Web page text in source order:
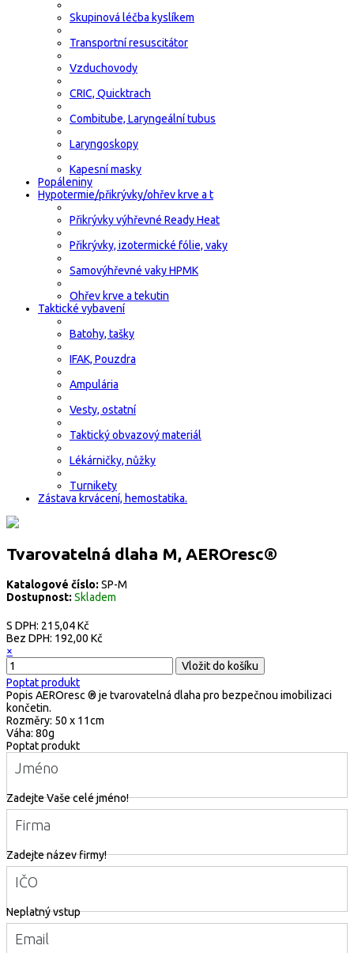
Skupinová léčba kyslíkem
Transportní resuscitátor
Vzduchovody
CRIC, Quicktrach
Combitube, Laryngeální tubus
Laryngoskopy
Kapesní masky
Popáleniny
Hypotermie/přikrývky/ohřev krve a t
Přikrývky výhřevné Ready Heat
Přikrývky, izotermické fólie, vaky
Samovýhřevné vaky HPMK
Ohřev krve a tekutin
Taktické vybavení
Batohy, tašky
IFAK, Pouzdra
Ampulária
Vesty, ostatní
Taktický obvazový materiál
Lékárničky, nůžky
Turnikety
Zástava krvácení, hemostatika.
Tvarovatelná dlaha M, AEROresc®
Katalogové číslo: SP-M
Dostupnost: Skladem
S DPH: 215,04 Kč
Bez DPH: 192,00 Kč
×
Poptat produkt
Popis AEROresc ® je tvarovatelná dlaha pro bezpečnou imobilizaci
končetin.
Rozměry: 50 x 11cm
Váha: 80g
Poptat produkt
Jméno
Zadejte Vaše celé jméno!
Firma
Zadejte název firmy!
IČO
Neplatný vstup
Email